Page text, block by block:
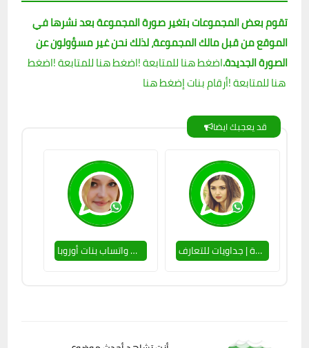
تقوم بعض المجموعات بتغير صورة المجموعة بعد نشرها في
الموقع من قبل مالك المجموعة، لذلك نحن غير مسؤولون عن
الصورة الجديدة.اضغط هنا للمتابعة !اضغط هنا للمتابعة !اضغط
هنا للمتابعة !أرقام بنات إضغط هنا
قد يعجبك ايضا
روابط قروبات واتساب بنات أوروبا لينكات قروب واتس بنات السعودية - جدة | جداويات للتعارف